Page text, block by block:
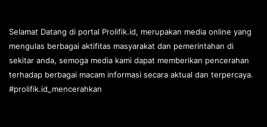
Selamat Datang di portal Prolifik.id, merupakan media online yang
mengulas berbagai aktifitas masyarakat dan pemerintahan di
sekitar anda, semoga media kami dapat memberikan pencerahan
terhadap berbagai macam informasi secara aktual dan terpercaya.
#prolifik.id_mencerahkan